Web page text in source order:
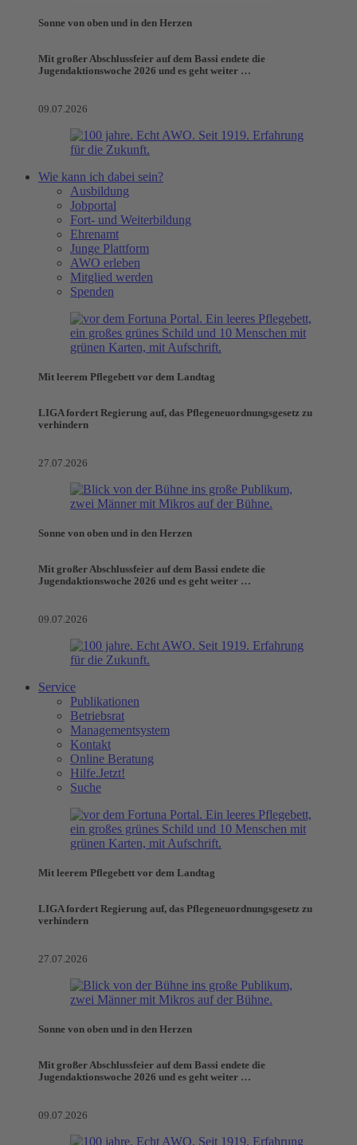
Sonne von oben und in den Herzen
Mit großer Abschlussfeier auf dem Bassi endete die
Jugendaktionswoche 2026 und es geht weiter …
09.07.2026
Wie kann ich dabei sein?
Ausbildung
Jobportal
Fort- und Weiterbildung
Ehrenamt
Junge Plattform
AWO erleben
Mitglied werden
Spenden
Mit leerem Pflegebett vor dem Landtag
LIGA fordert Regierung auf, das Pflegeneuordnungsgesetz zu
verhindern
27.07.2026
Sonne von oben und in den Herzen
Mit großer Abschlussfeier auf dem Bassi endete die
Jugendaktionswoche 2026 und es geht weiter …
09.07.2026
Service
Publikationen
Betriebsrat
Managementsystem
Kontakt
Online Beratung
Hilfe.Jetzt!
Suche
Mit leerem Pflegebett vor dem Landtag
LIGA fordert Regierung auf, das Pflegeneuordnungsgesetz zu
verhindern
27.07.2026
Sonne von oben und in den Herzen
Mit großer Abschlussfeier auf dem Bassi endete die
Jugendaktionswoche 2026 und es geht weiter …
09.07.2026